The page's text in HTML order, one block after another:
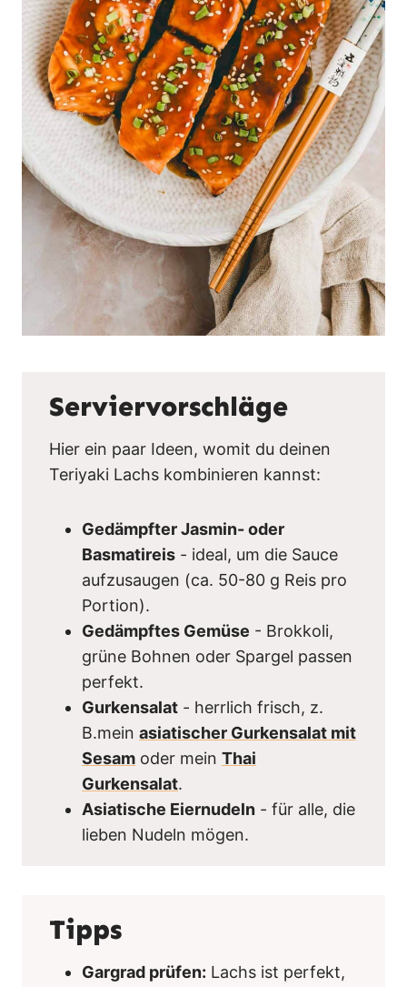
Serviervorschläge
Hier ein paar Ideen, womit du deinen
Teriyaki Lachs kombinieren kannst:
Gedämpfter Jasmin- oder
Basmatireis - ideal, um die Sauce
aufzusaugen (ca. 50-80 g Reis pro
Portion).
Gedämpftes Gemüse - Brokkoli,
grüne Bohnen oder Spargel passen
perfekt.
Gurkensalat - herrlich frisch, z.
B.mein asiatischer Gurkensalat mit
Sesam oder mein Thai
Gurkensalat.
Asiatische Eiernudeln - für alle, die
lieben Nudeln mögen.
Tipps
Gargrad prüfen: Lachs ist perfekt,